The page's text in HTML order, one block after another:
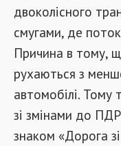
двоколісного
смугами, де
Причина в тому,
рухаються з
автомобілі. Тому
зі змінами до
знаком «Дорога